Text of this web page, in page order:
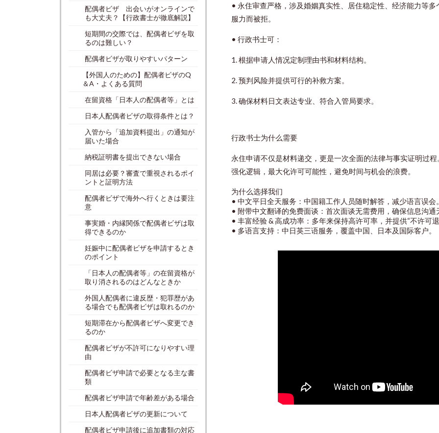
• 永住审查严格，涉及婚姻真实性、居住稳定性、经济能力等
服力而被拒。
• 行政书士可：
1.根据申请人情况定制理由书和材料结构。
2.预判风险并提供可行的补救方案。
3.确保材料日文表达专业、符合入管局要求。
行政书士为什么需要
永住申请不仅是材料递交，更是一次全面的法律与事实证明过
强化逻辑，最大化许可可能性，避免时间与机会的浪费。
为什么选择我们
• 中文平日全天服务：中国籍工作人员随时解答，减少语言误会
• 附带中文翻译的免费面谈：首次面谈无需费用，确保信息沟通
• 丰富经验 & 高成功率：多年来保持高许可率，并提供“不许可
• 多语言支持：中日英三语服务，覆盖中国、日本及国际客户。
配偶者ビザ 出会いがオンラインで
も大丈夫？【行政書士が徹底解説】
短期間の交際では、配偶者ビザを取
るのは難しい？
配偶者ビザが取りやすいパターン
【外国人のための】配偶者ビザのQ
＆A・よくある質問
在留資格「日本人の配偶者等」とは
日本人配偶者ビザの取得条件とは？
入管から「追加資料提出」の通知が
届いた場合
納税証明書を提出できない場合
同居は必要？審査で重視されるポイ
ントと証明方法
配偶者ビザで海外へ行くときは要注
意
事実婚・内縁関係で配偶者ビザは取
得できるのか
妊娠中に配偶者ビザを申請するとき
のポイント
「日本人の配偶者等」の在留資格が
取り消されるのはどんなときか
外国人配偶者に違反歴・犯罪歴があ
る場合でも配偶者ビザは取れるのか
短期滞在から配偶者ビザへ変更でき
るのか
配偶者ビザが不許可になりやすい理
由
配偶者ビザ申請で必要となる主な書
類
配偶者ビザ申請で年齢差がある場合
日本人配偶者ビザの更新について
配偶者ビザ申請後に追加書類の対応